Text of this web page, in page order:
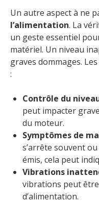
Un autre aspect à ne
l’alimentation. La
un geste essentiel
matériel. Un niveau
graves dommages.
:
Contrôle du
peut impacter
du moteur.
Symptômes de
s’arrête souvent
émis, cela peut
Vibrations
vibrations peut
d’alimentation.